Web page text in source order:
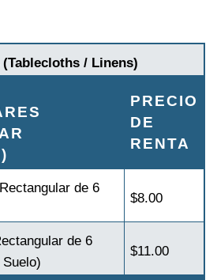
(Tablecloths / Linens)
PRECIO
DE
RENTA
de 6
$8.00
de 6
$11.00